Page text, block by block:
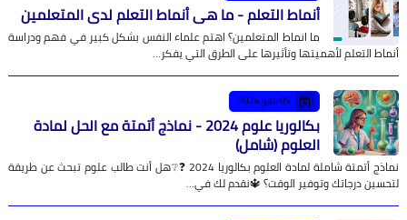
أنماط التعلم - ما هي أنماط التعلم لدى المتعلمين
ما انماط المتعلمين؟ اهتم علماء النفس بشكل كبير في فهم ودراسة
أنماط التعلم لأهميتها وتأثيرها على الطرق التي يفكر…
05 مايو 2024
بكالوريا علوم 2024 - نماذج أتمتة مع الحل لمادة
العلوم (شامل)
نماذج أتمتة شاملة لمادة العلوم بكالوريا 2024 ❓❔هل أنت طالب علوم تبحث عن طريقة
لتحسين درجاتك وتوفير الوقت؟ 🔱نقدم لك في…